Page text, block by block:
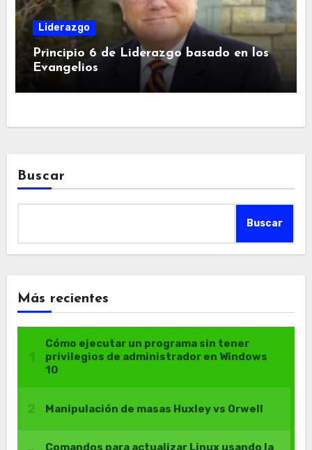
Liderazgo
Principio 6 de Liderazgo basado en los
Evangelios
Buscar
Buscar
Más recientes